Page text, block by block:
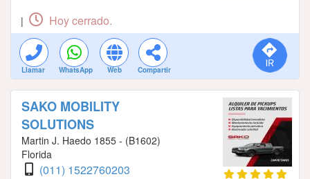
| Hoy cerrado.
Llamar WhatsApp Web Compartir
SAKO MOBILITY
SOLUTIONS
Martin J. Haedo 1855 - (B1602)
Florida
(011) 1522760203